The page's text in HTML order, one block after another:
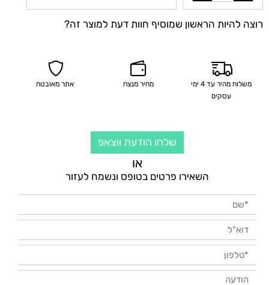
רוצה להיות הראשון שמוסיף חוות דעת למוצר זה?
משלוח מהיר עד 4 ימי
עסקים
מחיר מנצח אתר מאובטח
שלחו הודעת ווצאפ
או
השאירו פרטים בטופס ונשמח לעזור